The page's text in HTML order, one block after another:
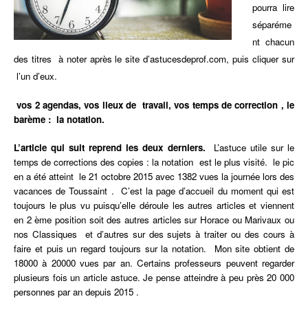
pourra lire
séparéme
nt chacun
des titres à noter après le site d’astucesdeprof.com, puis cliquer sur
l’un d’eux.
vos 2 agendas, vos lieux de travail, vos temps de correction , le
barème : la notation.
L’article qui suit reprend les deux derniers.
L’astuce utile sur le
tempsde corrections des copies : la notation est le plus visité. le pic
en a été atteint le 21 octobre 2015 avec 1382 vues la journée lors des
vacances de Toussaint . C’est la page d’accueil du moment qui est
toujours le plus vu puisqu’elle déroule les autres articles et viennent
en 2 ème position soit des autres articles sur Horace ou Marivaux ou
nos Classiques et d’autres sur des sujets à traiter ou des cours à
faire et puis un regard toujours sur la notation. Mon site obtient de
18000 à 20000 vues par an. Certains professeurs peuvent regarder
plusieurs fois un article astuce. Je pense atteindre à peu près 20 000
personnes par an depuis 2015 .